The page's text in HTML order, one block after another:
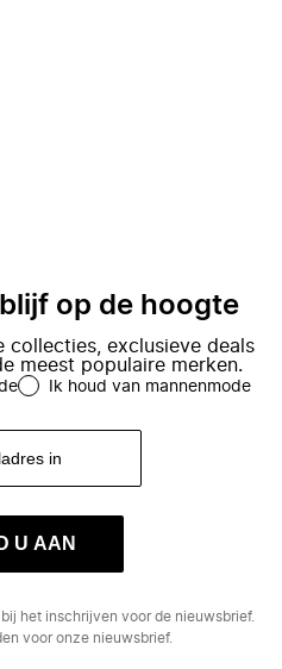
op de hoogte
collecties, exclusieve deals
meest populaire merken.
Ik houd van mannenmode
U AAN
bij het inschrijven voor de nieuwsbrief.
voor onze nieuwsbrief.